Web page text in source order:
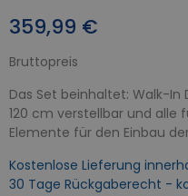
359,99 €
Bruttopreis
Das Set beinhaltet: Walk-
120 cm verstellbar und alle
Elemente für den Einbau
Kostenlose Lieferung
30 Tage Rückgaberecht -